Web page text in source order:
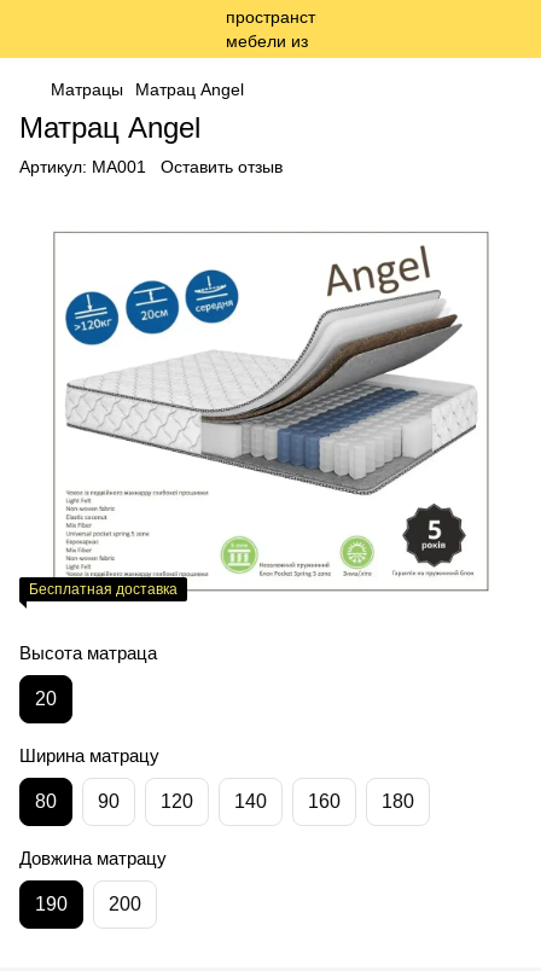
Матрацы Матрац Angel
Матрац Angel
Артикул: MA001 Оставить отзыв
Бесплатная доставка
Высота матраца
20
Ширина матрацу
80 90 120 140 160 180
Довжина матрацу
190 200